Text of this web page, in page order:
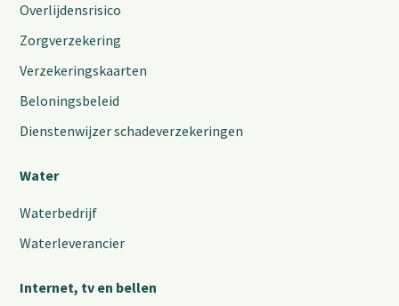
Overlijdensrisico
Zorgverzekering
Verzekeringskaarten
Beloningsbeleid
Dienstenwijzer schadeverzekeringen
Water
Waterbedrijf
Waterleverancier
Internet, tv en bellen